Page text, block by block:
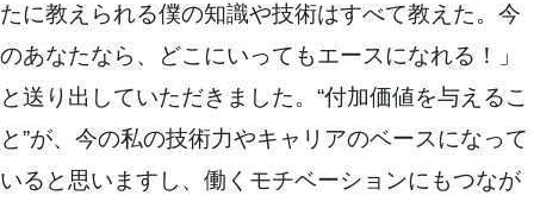
たに教えられる僕の知識や技術はすべて教えた。今
のあなたなら、どこにいってもエースになれる！」
と送り出していただきました。“付加価値を与えるこ
と”が、今の私の技術力やキャリアのベースになって
いると思いますし、働くモチベーションにもつなが